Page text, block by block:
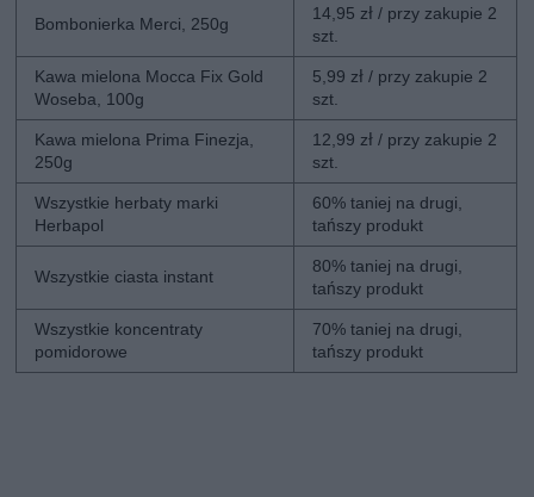
Bombonierka Merci, 250g
14,95 zł / przy zakupie 2
szt.
Kawa mielona Mocca Fix Gold
Woseba, 100g
5,99 zł / przy zakupie 2
szt.
Kawa mielona Prima Finezja,
250g
12,99 zł / przy zakupie 2
szt.
Wszystkie herbaty marki
Herbapol
60% taniej na drugi,
tańszy produkt
Wszystkie ciasta instant
80% taniej na drugi,
tańszy produkt
Wszystkie koncentraty
pomidorowe
70% taniej na drugi,
tańszy produkt